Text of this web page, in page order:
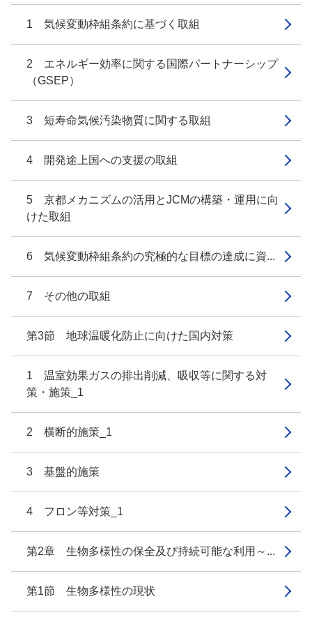
1 気候変動枠組条約に基づく取組
2 エネルギー効率に関する国際パートナーシップ
（GSEP）
3 短寿命気候汚染物質に関する取組
4 開発途上国への支援の取組
5 京都メカニズムの活用とJCMの構築・運用に向
けた取組
6 気候変動枠組条約の究極的な目標の達成に資...
7 その他の取組
第3節 地球温暖化防止に向けた国内対策
1 温室効果ガスの排出削減、吸収等に関する対
策・施策_1
2 横断的施策_1
3 基盤的施策
4 フロン等対策_1
第2章 生物多様性の保全及び持続可能な利用～...
第1節 生物多様性の現状